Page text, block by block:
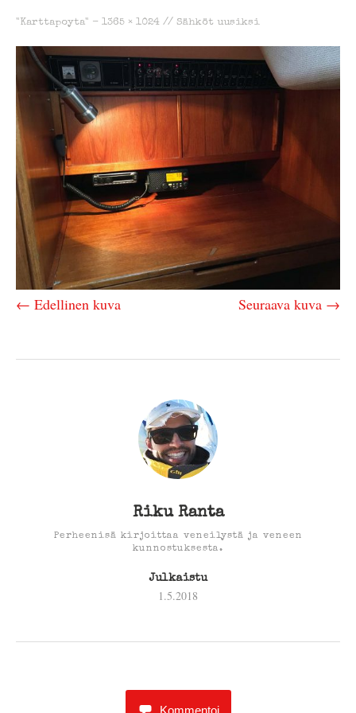
"Karttapoyta" - 1365 × 1024 // Sähköt uusiksi
← Edellinen kuva Seuraava kuva →
Riku Ranta
Perheenisä kirjoittaa veneilystä ja veneen
kunnostuksesta.
Julkaistu
1.5.2018